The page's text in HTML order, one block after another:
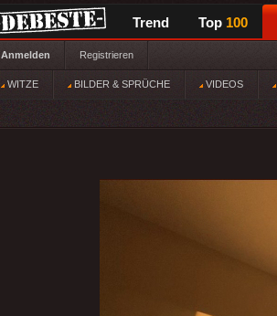
Trend Top 100
Anmelden Registrieren
WITZE BILDER & SPRÜCHE VIDEOS